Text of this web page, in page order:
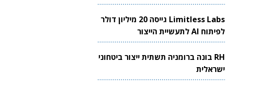
Limitless Labs גייסה 20 מיליון דולר
לפיתוח AI לתעשיית הייצור
RH בונה ברומניה תשתית ייצור ביטחוני
ישראלית